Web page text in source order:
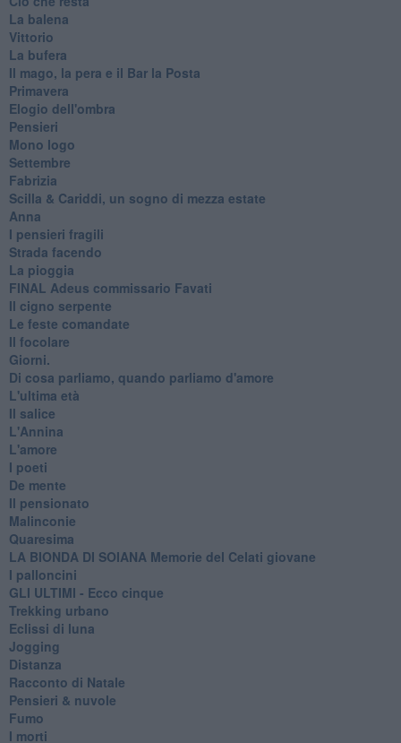
La balena
Vittorio
La bufera
Il mago, la pera e il Bar la Posta
Primavera
Elogio dell'ombra
Pensieri
Mono logo
Settembre
Fabrizia
​Scilla & Cariddi, un sogno di mezza estate
Anna
I pensieri fragili
Strada facendo
La pioggia
FINAL Adeus commissario Favati
Il cigno serpente
Le feste comandate
Il focolare
Giorni.
Di cosa parliamo, quando parliamo d'amore
L'ultima età
Il salice
L'Annina
L'amore
I poeti
De mente
Il pensionato
Malinconie
Quaresima
LA BIONDA DI SOIANA Memorie del Celati giovane
I palloncini
GLI ULTIMI - Ecco cinque
Trekking urbano
Eclissi di luna
Jogging
Distanza
Racconto di Natale
Pensieri & nuvole
Fumo
I morti